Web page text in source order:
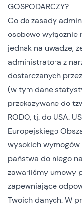
GOSPODARCZY?
Co do zasady
osobowe wyłącznie
jednak na uwadze,
administratora z
dostarczanych
(w tym dane
przekazywane do
RODO, tj. do USA.
Europejskiego
wysokich
państwa do niego
zawarliśmy umowy
zapewniające
Twoich danych. W